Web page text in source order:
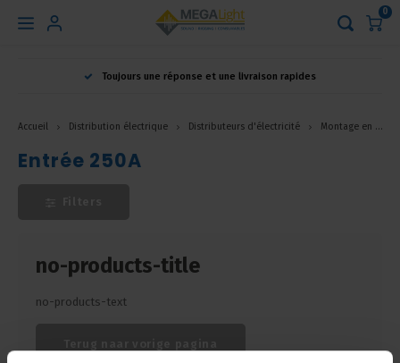
Hoofdmenu
0
Toujours une réponse et une livraison rapides
Accueil Distribution électrique Distributeurs d'électricité Montage en rack
Entrée 250A
no-products-title
no-products-text